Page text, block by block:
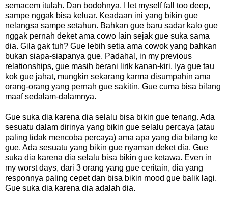
semacem itulah. Dan bodohnya, I let myself fall too deep,
sampe nggak bisa keluar. Keadaan ini yang bikin gue
nelangsa sampe setahun. Bahkan gue baru sadar kalo gue
nggak pernah deket ama cowo lain sejak gue suka sama
dia. Gila gak tuh? Gue lebih setia ama cowok yang bahkan
bukan siapa-siapanya gue. Padahal, in my previous
relationships, gue masih berani lirik kanan-kiri. Iya gue tau
kok gue jahat, mungkin sekarang karma disumpahin ama
orang-orang yang pernah gue sakitin. Gue cuma bisa bilang
maaf sedalam-dalamnya.
Gue suka dia karena dia selalu bisa bikin gue tenang. Ada
sesuatu dalam dirinya yang bikin gue selalu percaya (atau
paling tidak mencoba percaya) ama apa yang dia bilang ke
gue. Ada sesuatu yang bikin gue nyaman deket dia. Gue
suka dia karena dia selalu bisa bikin gue ketawa. Even in
my worst days, dari 3 orang yang gue ceritain, dia yang
responnya paling cepet dan bisa bikin mood gue balik lagi.
Gue suka dia karena dia adalah dia.